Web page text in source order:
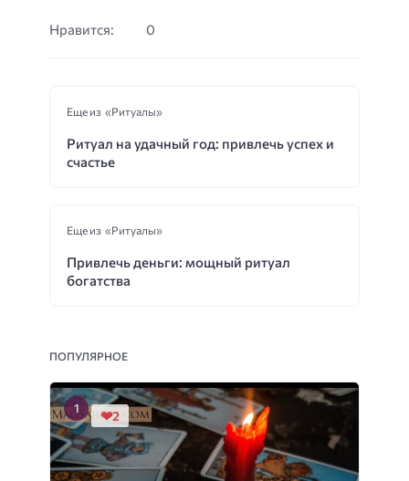
Нравится: 0
Еще из «Ритуалы»
Ритуал на удачный год: привлечь успех и
счастье
Еще из «Ритуалы»
Привлечь деньги: мощный ритуал
богатства
ПОПУЛЯРНОЕ
2